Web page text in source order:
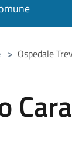
> Ospedale